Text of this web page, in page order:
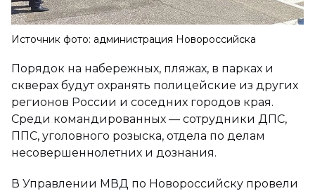
Источник фото: администрация Новороссийска
Порядок на набережных, пляжах, в парках и
скверах будут охранять полицейские из других
регионов России и соседних городов края.
Среди командированных — сотрудники ДПС,
ППС, уголовного розыска, отдела по делам
несовершеннолетних и дознания.
В Управлении МВД по Новороссийску провели